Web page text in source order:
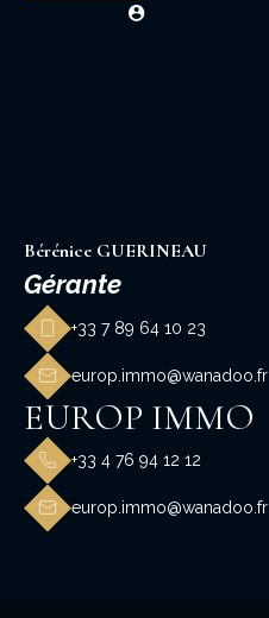
Bérénice GUERINEAU
Gérante
+33 7 89 64 10 23
europ.immo@wanadoo.fr
EUROP IMMO
+33 4 76 94 12 12
europ.immo@wanadoo.fr